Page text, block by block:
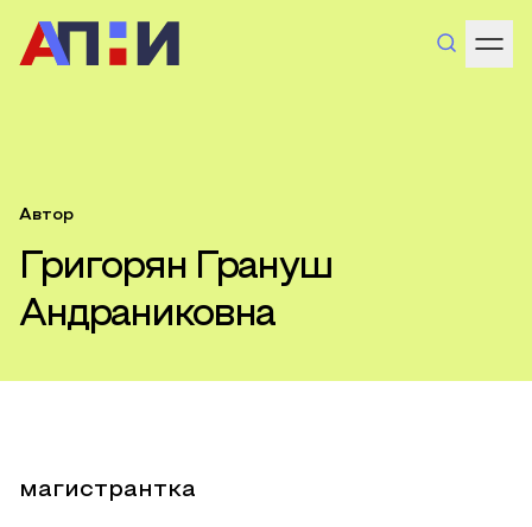
Автор
Григорян Грануш
Андраниковна
магистрантка